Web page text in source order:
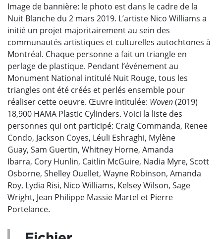
Image de bannière: le photo est dans le cadre de la
Nuit Blanche du 2 mars 2019. L’artiste Nico Williams a
initié un projet majoritairement au sein des
communautés artistiques et culturelles autochtones à
Montréal. Chaque personne a fait un triangle en
perlage de plastique. Pendant l’événement au
Monument National intitulé Nuit Rouge, tous les
triangles ont été créés et perlés ensemble pour
réaliser cette oeuvre. Œuvre intitulée: Woven(2019)
18,900 HAMA Plastic Cylinders. Voici la liste des
personnes qui ont participé: Craig Commanda, Renee
Condo, Jackson Coyes, Léuli Eshraghi, Mylène
Guay, Sam Guertin, Whitney Horne, Amanda
Ibarra, Cory Hunlin, Caitlin McGuire, Nadia Myre, Scott
Osborne, Shelley Ouellet, Wayne Robinson, Amanda
Roy, Lydia Risi, Nico Williams, Kelsey Wilson, Sage
Wright, Jean Philippe Massie Martel et Pierre
Portelance.